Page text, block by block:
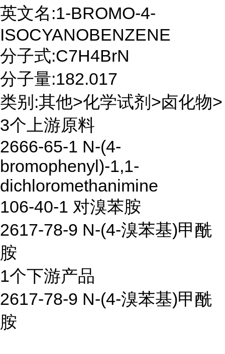
英文名:1-BROMO-4-
ISOCYANOBENZENE
分子式:C7H4BrN
分子量:182.017
类别:其他>化学试剂>卤化物>
3个上游原料
2666-65-1 N-(4-
bromophenyl)-1,1-
dichloromethanimine
106-40-1 对溴苯胺
2617-78-9 N-(4-溴苯基)甲酰
胺
1个下游产品
2617-78-9 N-(4-溴苯基)甲酰
胺